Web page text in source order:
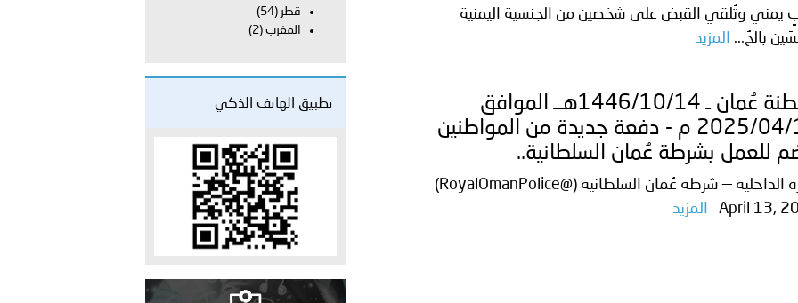
يمني وتُلقي القبض على شخصين من الجنسية اليمنية
بالجُ...
المزيد
سلطنة عُمان ـ 1446/10/14هــ الموافق
2025/04/13 م - دفعة جديدة من المواطنين
للعمل بشرطة عُمان السلطانية..
وزارة الداخلية — شرطة عُمان السلطانية (@RoyalOmanPolice)
April 13,
المزيد
قطر (54)
المغرب (2)
تطبيق الهاتف الذكي